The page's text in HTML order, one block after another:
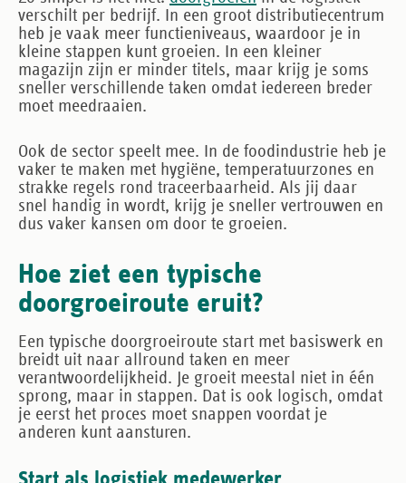
verschilt per bedrijf. In een groot distributiecentrum
heb je vaak meer functieniveaus, waardoor je in
kleine stappen kunt groeien. In een kleiner
magazijn zijn er minder titels, maar krijg je soms
sneller verschillende taken omdat iedereen breder
moet meedraaien.
Ook de sector speelt mee. In de foodindustrie heb je
vaker te maken met hygiëne, temperatuurzones en
strakke regels rond traceerbaarheid. Als jij daar
snel handig in wordt, krijg je sneller vertrouwen en
dus vaker kansen om door te groeien.
Hoe ziet een typische
doorgroeiroute eruit?
Een typische doorgroeiroute start met basiswerk en
breidt uit naar allround taken en meer
verantwoordelijkheid. Je groeit meestal niet in één
sprong, maar in stappen. Dat is ook logisch, omdat
je eerst het proces moet snappen voordat je
anderen kunt aansturen.